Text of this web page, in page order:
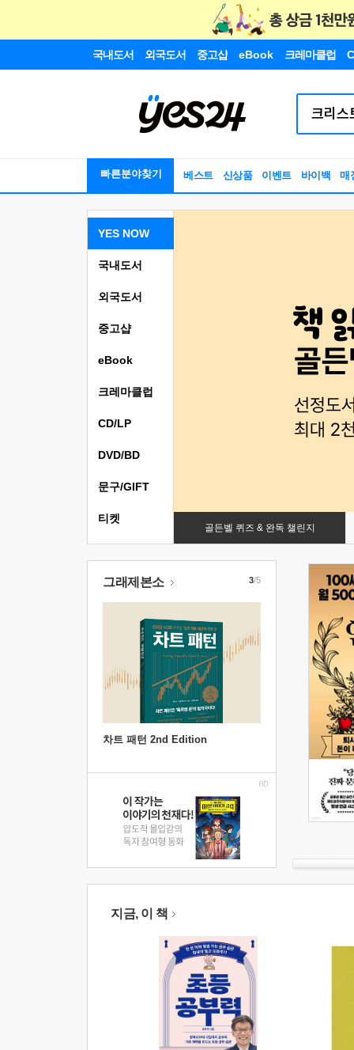
국내도서 외국도서 중고샵 eBook 크레마클럽
빠른분야찾기 베스트 신상품 이벤트 바이백 매
YES NOW
골든벨 퀴즈 & 완독 챌린지
국내도서
외국도서
중고샵
eBook
크레마클럽
CD/LP
DVD/BD
문구/GIFT
티켓
그래제본소
차트 패턴 2nd Edition
3/5
지금, 이 책